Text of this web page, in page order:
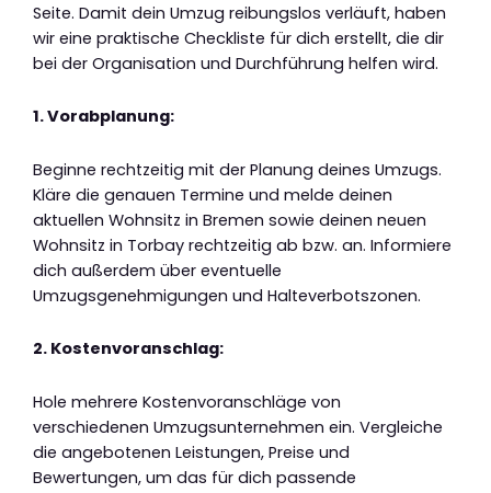
Seite. Damit dein Umzug reibungslos verläuft, haben
wir eine praktische Checkliste für dich erstellt, die dir
bei der Organisation und Durchführung helfen wird.
1. Vorabplanung:
Beginne rechtzeitig mit der Planung deines Umzugs.
Kläre die genauen Termine und melde deinen
aktuellen Wohnsitz in Bremen sowie deinen neuen
Wohnsitz in Torbay rechtzeitig ab bzw. an. Informiere
dich außerdem über eventuelle
Umzugsgenehmigungen und Halteverbotszonen.
2. Kostenvoranschlag:
Hole mehrere Kostenvoranschläge von
verschiedenen Umzugsunternehmen ein. Vergleiche
die angebotenen Leistungen, Preise und
Bewertungen, um das für dich passende